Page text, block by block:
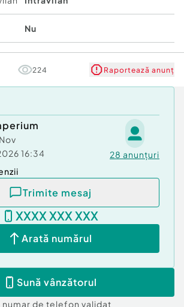
Nu
224 Raportează anunț
16:34 28 anunțuri
Trimite mesaj
XXXX XXX XXX
Arată numărul
Sună vânzătorul
numar de telefon validat